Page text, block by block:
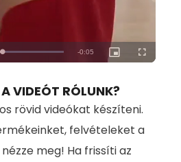
Loaded:
100.00%
VIDEÓT RÓLUNK?
rövid videókat készíteni.
felvételeket a
meg! Ha frissíti az